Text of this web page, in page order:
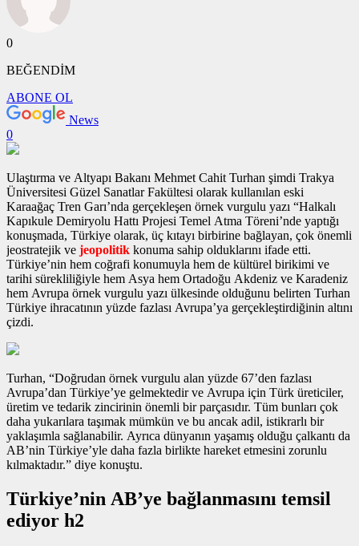
0
BEĞENDİM
ABONE OL
News
0
Ulaştırma ve Altyapı Bakanı Mehmet Cahit Turhan şimdi Trakya
Üniversitesi Güzel Sanatlar Fakültesi olarak kullanılan eski
Karaağaç Tren Garı’nda gerçekleşen örnek vurgulu yazı “Halkalı
Kapıkule Demiryolu Hattı Projesi Temel Atma Töreni’nde yaptığı
konuşmada, Türkiye olarak, üç kıtayı birbirine bağlayan, çok önemli
jeostratejik ve jeopolitik konuma sahip olduklarını ifade etti.
Türkiye’nin hem coğrafi konumuyla hem de kültürel birikimi ve
tarihi sürekliliğiyle hem Asya hem Ortadoğu Akdeniz ve Karadeniz
hem Avrupa örnek vurgulu yazı ülkesinde olduğunu belirten Turhan
Türkiye ihracatının yüzde fazlası Avrupa’ya gerçekleştirdiğinin altını
çizdi.
Turhan, “Doğrudan örnek vurgulu alan yüzde 67’den fazlası
Avrupa’dan Türkiye’ye gelmektedir ve Avrupa için Türk üreticiler,
üretim ve tedarik zincirinin önemli bir parçasıdır. Tüm bunları çok
daha yukarılara taşımak mümkün ve bu ancak adil, istikrarlı bir
yaklaşımla sağlanabilir. Ayrıca dünyanın yaşamış olduğu çalkantı da
AB’nin Türkiye’yle daha fazla birlikte hareket etmesini zorunlu
kılmaktadır.” diye konuştu.
Türkiye’nin AB’ye bağlanmasını temsil
ediyor h2